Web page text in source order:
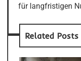
für langfristigen
Related Posts